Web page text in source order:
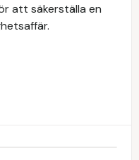
att säkerställa en